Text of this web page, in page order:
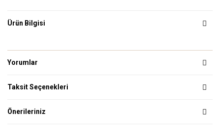
Ürün Bilgisi
Yorumlar
Taksit Seçenekleri
Önerileriniz